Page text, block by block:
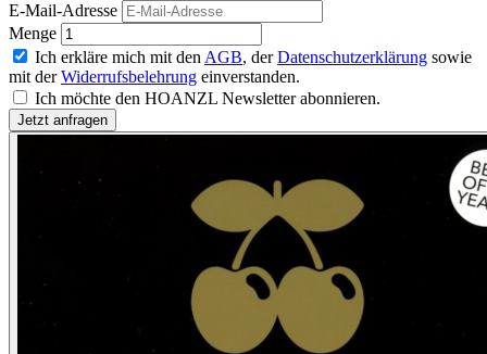
E-Mail-Adresse
Menge
Ich erkläre mich mit den AGB, derDatenschutzerklärung sowie
mit derWiderrufsbelehrung einverstanden.
Ich möchte den HOANZL Newsletter abonnieren.